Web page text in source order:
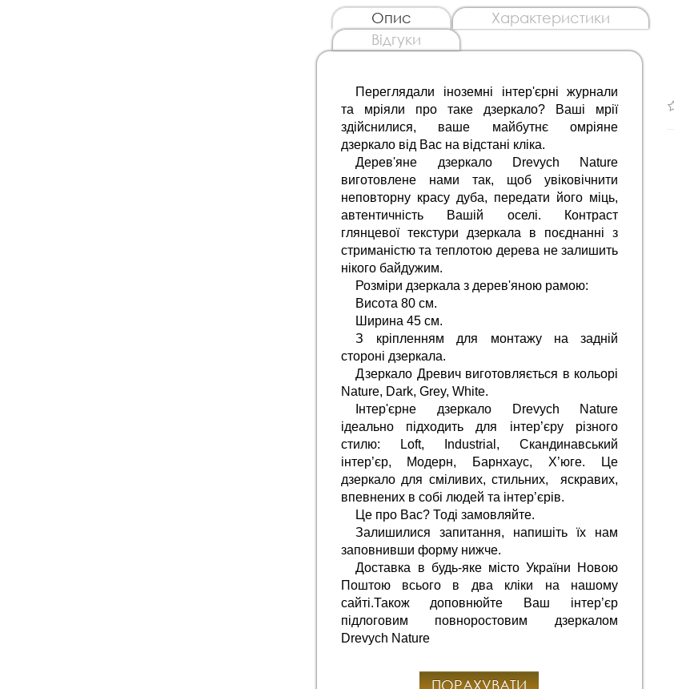
Опис
Характеристики
Відгуки
Переглядали іноземні інтер'єрні журнали
та мріяли про таке дзеркало? Ваші мрії
здійснилися, ваше майбутнє омріяне
дзеркало від Вас на відстані кліка.
Дерев'яне дзеркало Drevych Nature
виготовлене нами так, щоб увіковічнити
неповторну красу дуба, передати його міць,
автентичність Вашій оселі. Контраст
глянцевої текстури дзеркала в поєднанні з
стриманістю та теплотою дерева не залишить
нікого байдужим.
Розміри дзеркала з дерев'яною рамою:
Висота 80 см.
Ширина 45 см.
З кріпленням для монтажу на задній
стороні дзеркала.
Дзеркало Древич виготовляється в кольорі
Nature, Dark, Grey, White.
Інтер'єрне дзеркало Drevych Nature
ідеально підходить для інтер’єру різного
стилю: Loft, Industrial, Скандинавський
інтер’єр, Модерн, Барнхаус, Х’юге. Це
дзеркало для сміливих, стильних,  яскравих,
впевнених в собі людей та інтер’єрів.
Це про Вас? Тоді замовляйте.
Залишилися запитання, напишіть їх нам
заповнивши форму нижче.
Доставка в будь-яке місто України Новою
Поштою всього в два кліки на нашому
сайті.Також доповнюйте Ваш інтер’єр
підлоговим повноростовим дзеркалом
Drevych Nature
ПОРАХУВАТИ